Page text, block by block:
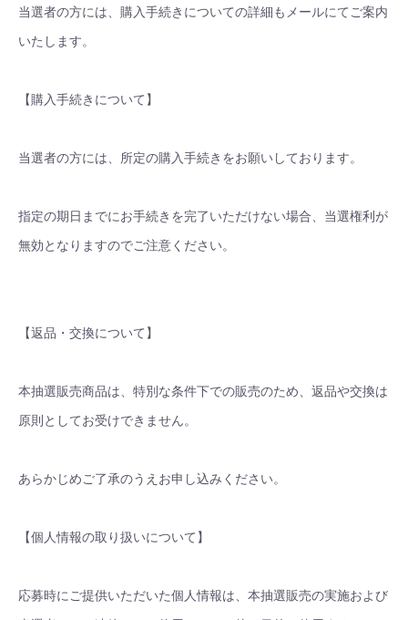
当選者の方には、購入手続きについての詳細もメールにてご案内
いたします。
【購入手続きについて】
当選者の方には、所定の購入手続きをお願いしております。
指定の期日までにお手続きを完了いただけない場合、当選権利が
無効となりますのでご注意ください。
【返品・交換について】
本抽選販売商品は、特別な条件下での販売のため、返品や交換は
原則としてお受けできません。
あらかじめご了承のうえお申し込みください。
【個人情報の取り扱いについて】
応募時にご提供いただいた個人情報は、本抽選販売の実施および